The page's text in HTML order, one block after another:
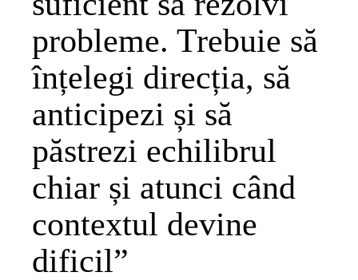
probleme. Trebuie să
înțelegi direcția, să
anticipezi și să
păstrezi echilibrul
chiar și atunci când
contextul devine
dificil”